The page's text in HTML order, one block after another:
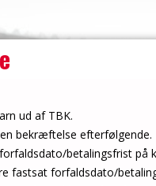
ud af TBK.
bekræftelse efterfølgende.
betalingsfrist på
fastsat forfaldsdato/